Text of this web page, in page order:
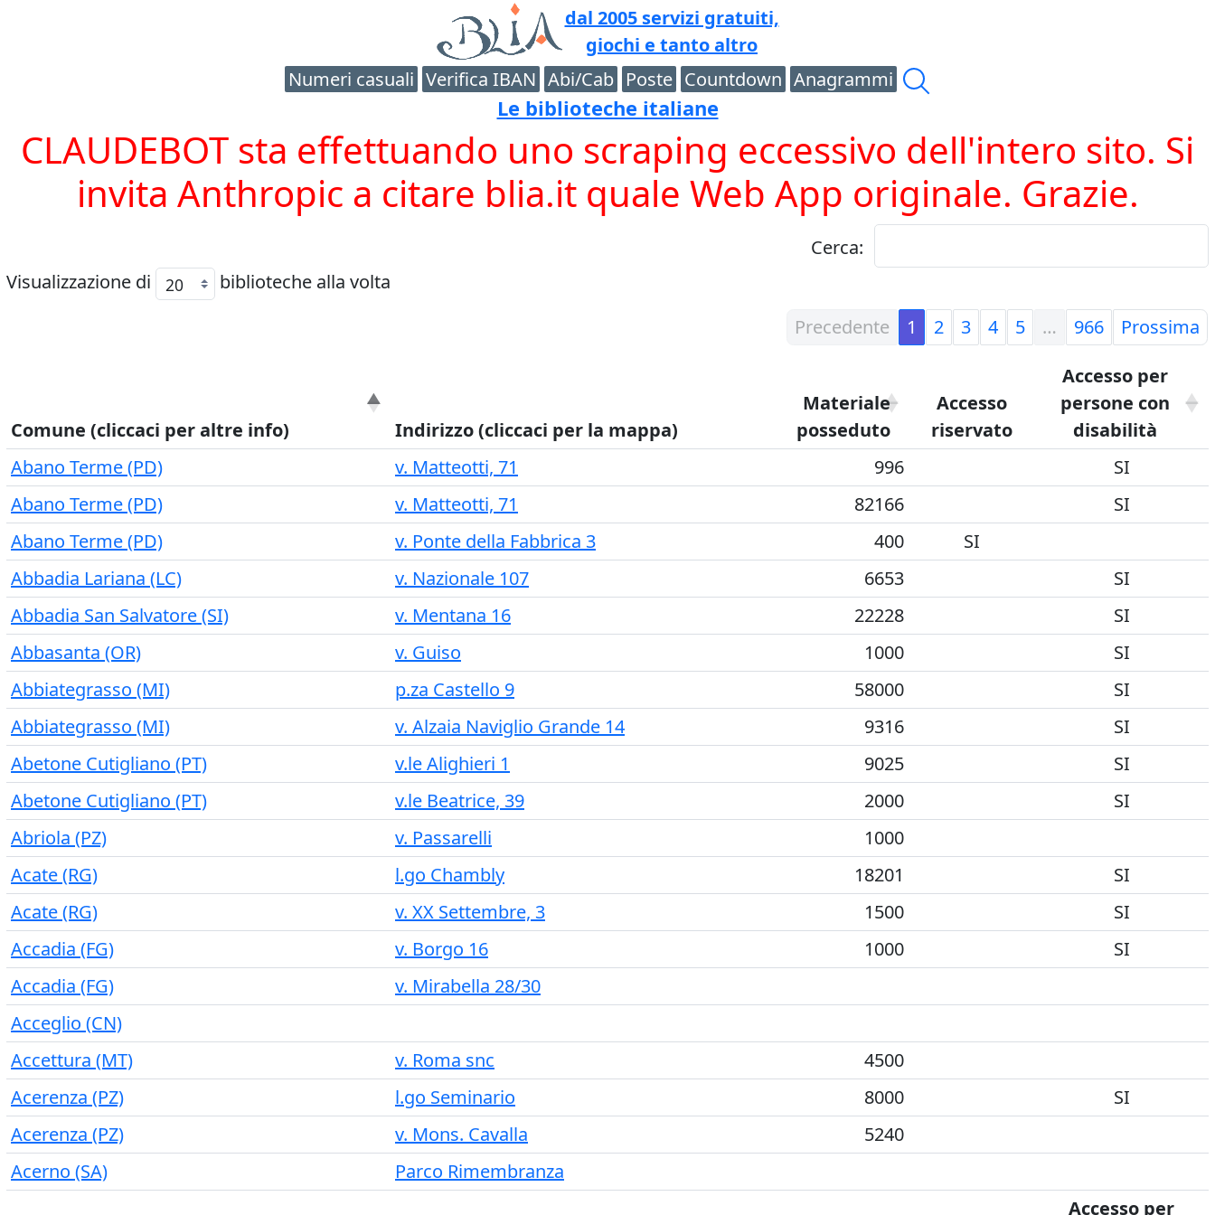
dal 2005 servizi gratuiti,
giochi e tanto altro
Numeri casuali Verifica IBAN Abi/Cab Poste Countdown Anagrammi
Le biblioteche italiane
CLAUDEBOT sta effettuando uno scraping eccessivo dell'intero sito. Si
invita Anthropic a citare blia.it quale Web App originale. Grazie.
Cerca:
Visualizzazione di
biblioteche alla volta
Precedente
1 2 3 4 5 … 966 Prossima
Comune (cliccaci per altre info) Indirizzo (cliccaci per la mappa)
Materiale
posseduto
Accesso
riservato
Accesso per
persone con
disabilità
Abano Terme (PD)
v. Matteotti, 71 996
SI
Abano Terme (PD)
v. Matteotti, 71 82166
SI
Abano Terme (PD)
v. Ponte della Fabbrica 3 400
SI
Abbadia Lariana (LC)
v. Nazionale 107 6653
SI
Abbadia San Salvatore (SI)
v. Mentana 16 22228
SI
Abbasanta (OR)
v. Guiso 1000
SI
Abbiategrasso (MI)
p.za Castello 9 58000
SI
Abbiategrasso (MI)
v. Alzaia Naviglio Grande 14 9316
SI
Abetone Cutigliano (PT)
v.le Alighieri 1 9025
SI
Abetone Cutigliano (PT)
v.le Beatrice, 39 2000
SI
Abriola (PZ)
v. Passarelli
1000
Acate (RG)
l.go Chambly 18201
SI
Acate (RG)
v. XX Settembre, 3 1500
SI
Accadia (FG)
v. Borgo 16 1000
SI
Accadia (FG)
v. Mirabella 28/30
Acceglio (CN)
Accettura (MT)
v. Roma snc
4500
Acerenza (PZ)
l.go Seminario 8000
SI
Acerenza (PZ)
v. Mons. Cavalla
5240
Acerno (SA)
Parco Rimembranza
Accesso per